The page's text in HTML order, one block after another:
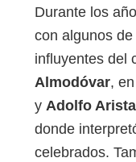
Durante los
con algunos
influyentes del
Almodóvar, en
y Adolfo
donde
celebrados.